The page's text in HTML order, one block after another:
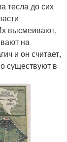
тесла до сих
высмеивают,
на
и он считает,
существуют в